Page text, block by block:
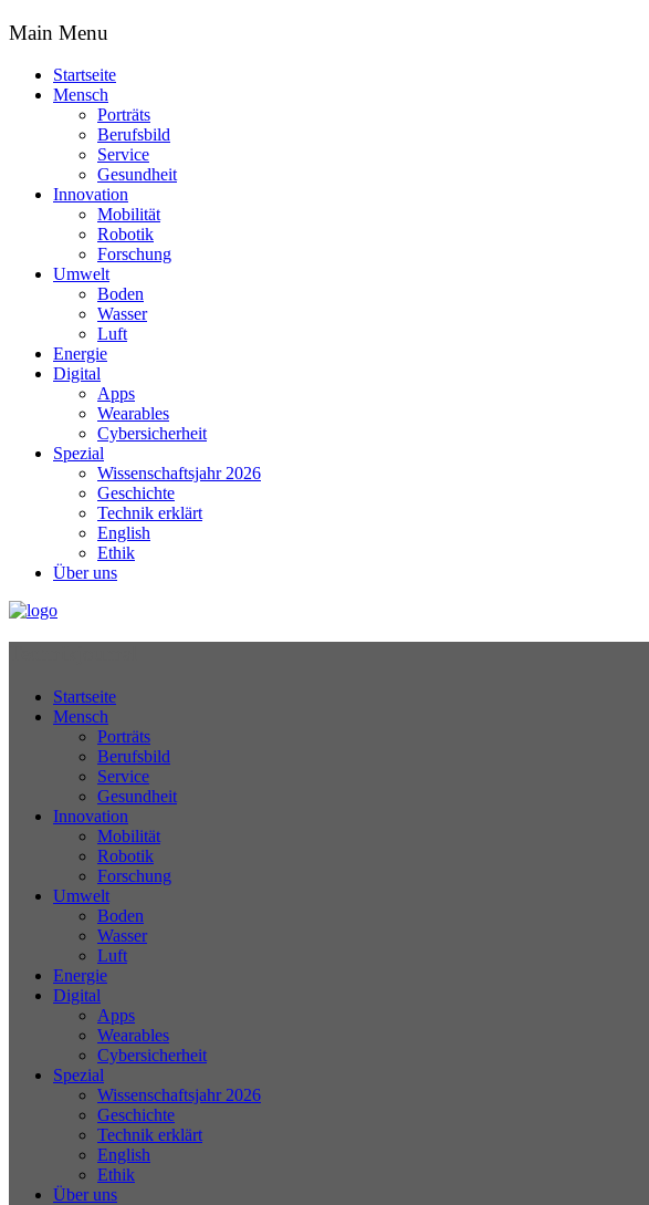
Main Menu
Startseite
Mensch
Porträts
Berufsbild
Service
Gesundheit
Innovation
Mobilität
Robotik
Forschung
Umwelt
Boden
Wasser
Luft
Energie
Digital
Apps
Wearables
Cybersicherheit
Spezial
Wissenschaftsjahr 2026
Geschichte
Technik erklärt
English
Ethik
Über uns
Startseite
Mensch
Porträts
Berufsbild
Service
Gesundheit
Innovation
Mobilität
Robotik
Forschung
Umwelt
Boden
Wasser
Luft
Energie
Digital
Apps
Wearables
Cybersicherheit
Spezial
Wissenschaftsjahr 2026
Geschichte
Technik erklärt
English
Ethik
Über uns